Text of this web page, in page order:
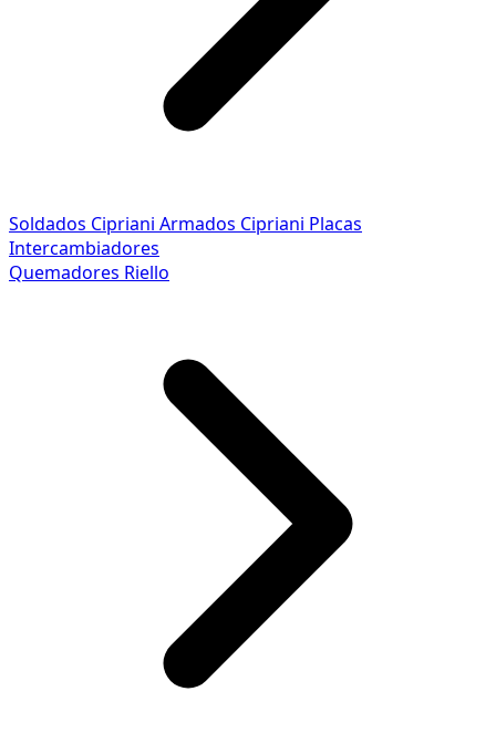
Soldados Cipriani Armados Cipriani Placas
Intercambiadores
Quemadores Riello